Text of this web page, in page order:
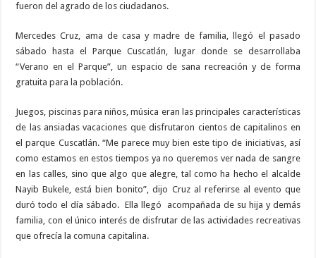
fueron del agrado de los ciudadanos.
Mercedes Cruz, ama de casa y madre de familia, llegó el pasado
sábado hasta el Parque Cuscatlán, lugar donde se desarrollaba
“Verano en el Parque”, un espacio de sana recreación y de forma
gratuita para la población.
Juegos, piscinas para niños, música eran las principales características
de las ansiadas vacaciones que disfrutaron cientos de capitalinos en
el parque Cuscatlán. “Me parece muy bien este tipo de iniciativas, así
como estamos en estos tiempos ya no queremos ver nada de sangre
en las calles, sino que algo que alegre, tal como ha hecho el alcalde
Nayib Bukele, está bien bonito”, dijo Cruz al referirse al evento que
duró todo el día sábado. Ella llegó
acompañada de su hija y demás
familia, con el único interés de disfrutar de las actividades recreativas
que ofrecía la comuna capitalina.